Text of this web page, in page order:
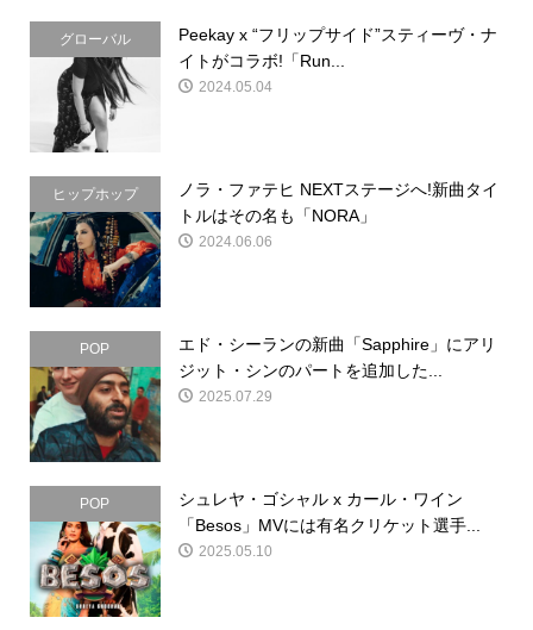
グローバル
Peekay x “フリップサイド”スティーヴ・ナ
イトがコラボ!「Run...
2024.05.04
ヒップホップ
ノラ・ファテヒ NEXTステージへ!新曲タイ
トルはその名も「NORA」
2024.06.06
POP
エド・シーランの新曲「Sapphire」にアリ
ジット・シンのパートを追加した...
2025.07.29
POP
シュレヤ・ゴシャル x カール・ワイン
「Besos」MVには有名クリケット選手...
2025.05.10